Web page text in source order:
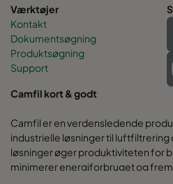
Værktøjer
Kontakt
Dokumentsøgning
Produktsøgning
Support
Camfil kort & godt
Camfil er en verdensledende
industrielle løsninger til
løsninger øger produktiviteten for
minimerer energiforbruget og